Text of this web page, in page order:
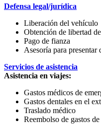
Defensa legal/jurídica
Liberación del vehículo
Obtención de libertad
Pago de fianza
Asesoría para presentar
Servicios de asistencia
Asistencia en viajes:
Gastos médicos de
Gastos dentales en el
Traslado médico
Reembolso de gastos